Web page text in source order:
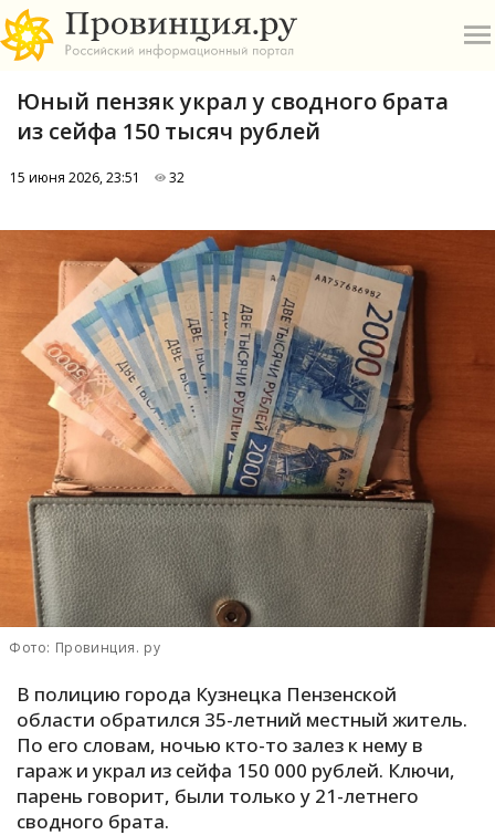
А
Б
В
Е
И
О
П
Р
С
У
Юный пензяк украл у сводного брата
из сейфа 150 тысяч рублей
15 июня 2026, 23:51 32
Фото: Провинция. ру
В полицию города Кузнецка Пензенской
области обратился 35-летний местный житель.
По его словам, ночью кто-то залез к нему в
гараж и украл из сейфа 150 000 рублей. Ключи,
парень говорит, были только у 21-летнего
сводного брата.